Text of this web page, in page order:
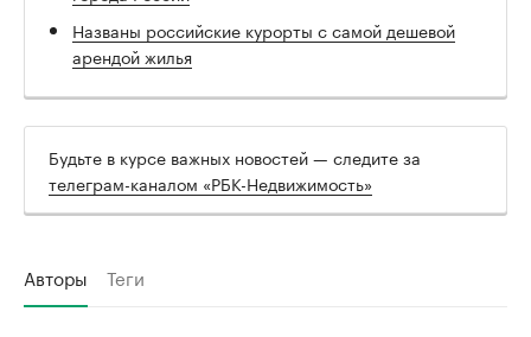
Названы российские курорты с самой дешевой
арендой жилья
Будьте в курсе важных новостей — следите за
телеграм-каналом «РБК-Недвижимость»
Авторы Теги